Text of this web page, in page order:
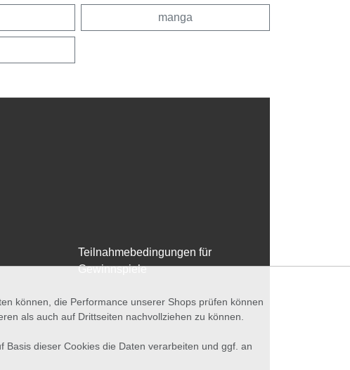
manga
Teilnahmebedingungen für
Gewinnspiele
können, die Performance unserer Shops prüfen können
als auch auf Drittseiten nachvollziehen zu können.
Basis dieser Cookies die Daten verarbeiten und ggf. an